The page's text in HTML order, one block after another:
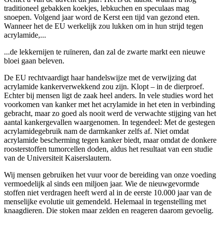
traditioneel gebakken koekjes, lebkuchen en speculaas mag
snoepen. Volgend jaar word de Kerst een tijd van gezond eten.
Wanneer het de EU werkelijk zou lukken om in hun strijd tegen
acrylamide,...
...de lekkernijen te ruïneren, dan zal de zwarte markt een nieuwe
bloei gaan beleven.
De EU rechtvaardigt haar handelswijze met de verwijzing dat
acrylamide kankerverwekkend zou zijn. Klopt – in de dierproef.
Echter bij mensen ligt de zaak heel anders. In vele studies word het
voorkomen van kanker met het acrylamide in het eten in verbinding
gebracht, maar zo goed als nooit werd de verwachte stijging van het
aantal kankergevallen waargenomen. In tegendeel: Met de gestegen
acrylamidegebruik nam de darmkanker zelfs af. Niet omdat
acrylamide bescherming tegen kanker biedt, maar omdat de donkere
roosterstoffen tumorcellen doden, aldus het resultaat van een studie
van de Universiteit Kaiserslautern.
Wij mensen gebruiken het vuur voor de bereiding van onze voeding
vermoedelijk al sinds een miljoen jaar. Wie de nieuwgevormde
stoffen niet verdragen heeft werd al in de eerste 10.000 jaar van de
menselijke evolutie uit gemendeld. Helemaal in tegenstelling met
knaagdieren. Die stoken maar zelden en reageren daarom gevoelig.